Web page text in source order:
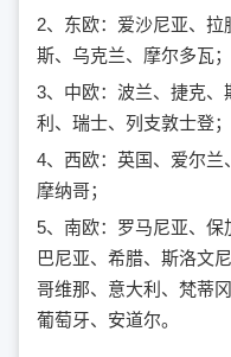
2、东欧：爱沙尼亚、
斯、乌克兰、摩尔多瓦；
3、中欧：波兰、捷克
利、瑞士、列支敦士登；
4、西欧：英国、爱尔兰
摩纳哥；
5、南欧：罗马尼亚、
巴尼亚、希腊、斯洛文
哥维那、意大利、梵蒂
葡萄牙、安道尔。